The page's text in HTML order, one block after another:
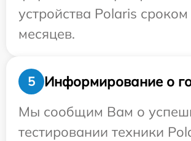
устройства Polaris
месяцев.
5
Информирование о
Мы сообщим Вам о
тестировании техники